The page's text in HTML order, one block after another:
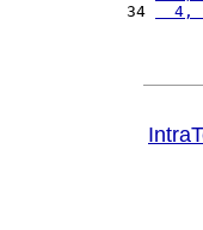
34
4,